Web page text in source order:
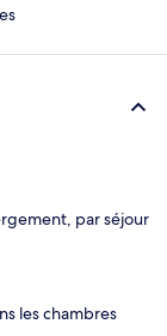
par séjour
les chambres